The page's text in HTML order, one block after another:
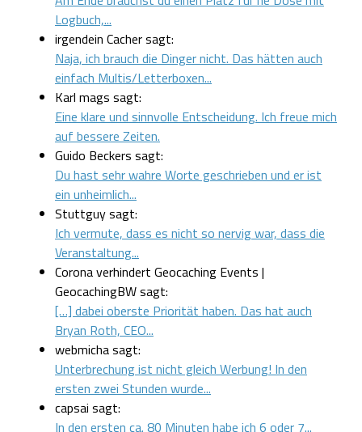
Logbuch,...
irgendein Cacher sagt:
Naja, ich brauch die Dinger nicht. Das hätten auch
einfach Multis/Letterboxen...
Karl mags sagt:
Eine klare und sinnvolle Entscheidung. Ich freue mich
auf bessere Zeiten.
Guido Beckers sagt:
Du hast sehr wahre Worte geschrieben und er ist
ein unheimlich...
Stuttguy sagt:
Ich vermute, dass es nicht so nervig war, dass die
Veranstaltung...
Corona verhindert Geocaching Events |
GeocachingBW sagt:
[…] dabei oberste Priorität haben. Das hat auch
Bryan Roth, CEO...
webmicha sagt:
Unterbrechung ist nicht gleich Werbung! In den
ersten zwei Stunden wurde...
capsai sagt:
In den ersten ca. 80 Minuten habe ich 6 oder 7...